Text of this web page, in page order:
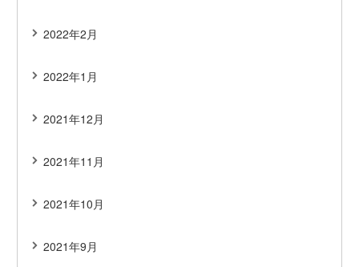
2022年2月
2022年1月
2021年12月
2021年11月
2021年10月
2021年9月